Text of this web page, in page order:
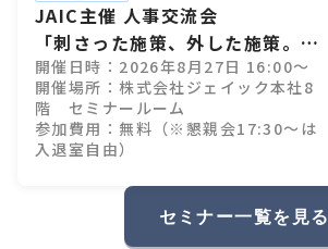
JAIC主催 人事交流会
「刺さった施策、外した施策。」
28卒インターン設計、成功・失敗
のすべて
開催日時：2026年8月27日 16:00～
開催場所：株式会社ジェイック本社8
階 セミナールーム
参加費用：無料（※懇親会17:30～は
入退室自由）
セミナー一覧を見る